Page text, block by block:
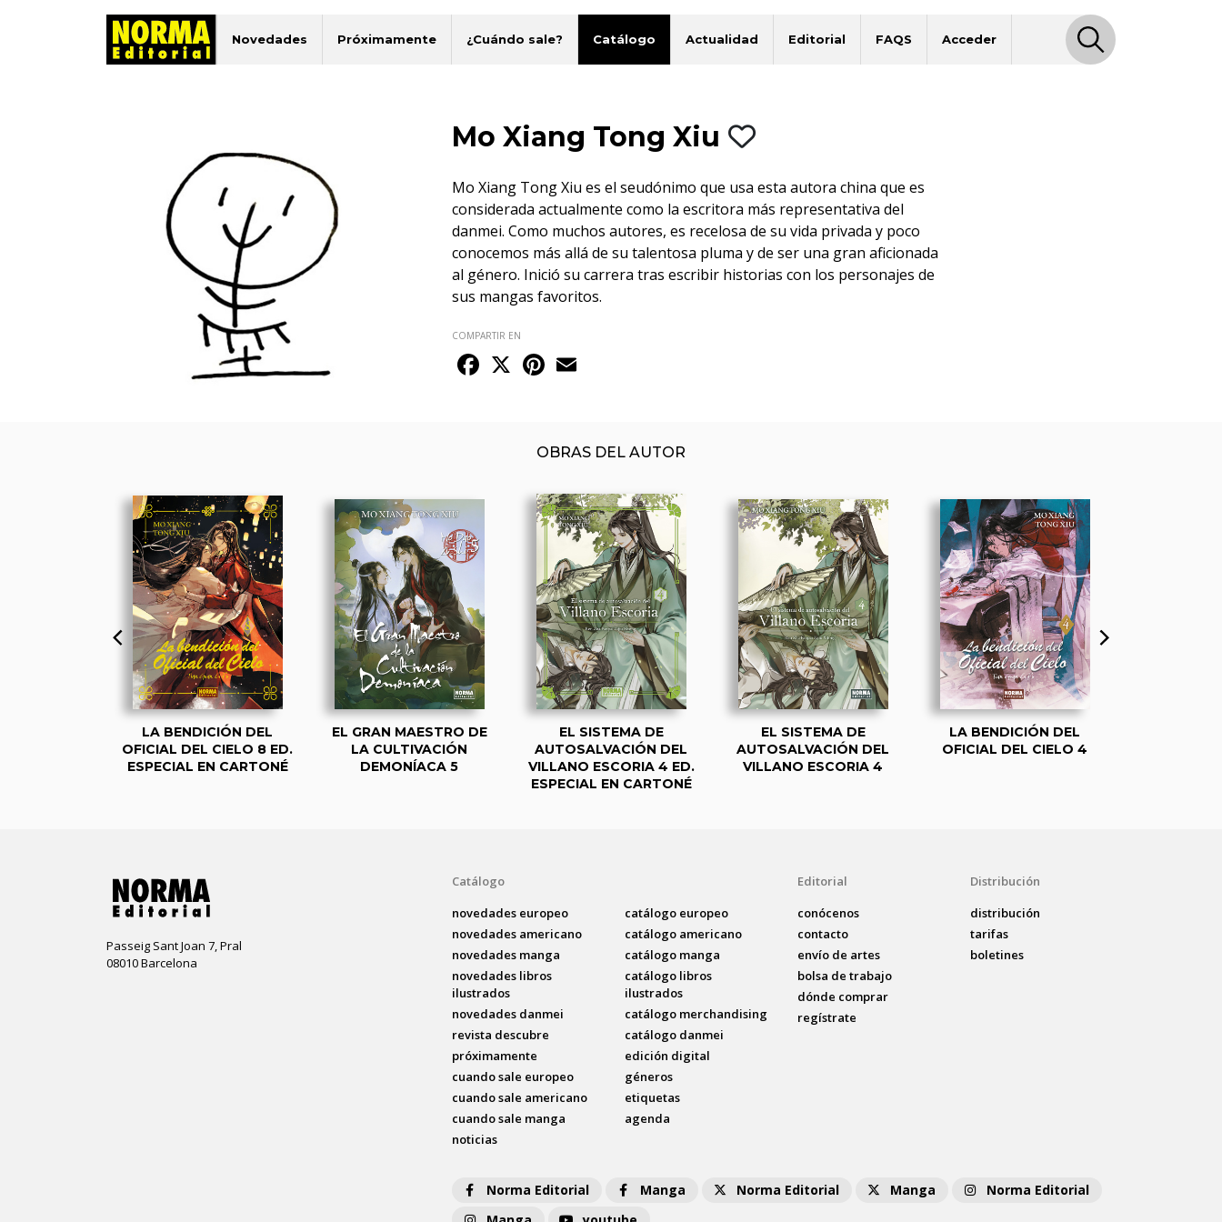
Novedades Próximamente ¿Cuándo sale? Catálogo Actualidad Editorial FAQS Acceder
Mo Xiang Tong Xiu
Mo Xiang Tong Xiu es el seudónimo que usa esta autora china que es
considerada actualmente como la escritora más representativa del
danmei. Como muchos autores, es recelosa de su vida privada y poco
conocemos más allá de su talentosa pluma y de ser una gran aficionada
al género. Inició su carrera tras escribir historias con los personajes de
sus mangas favoritos.
COMPARTIR EN
Facebook
X Pinterest
OBRAS DEL AUTOR
LA BENDICIÓN DEL
OFICIAL DEL CIELO 8 ED.
ESPECIAL EN CARTONÉ
EL GRAN MAESTRO DE
LA CULTIVACIÓN
DEMONÍACA 5
EL SISTEMA DE
AUTOSALVACIÓN DEL
VILLANO ESCORIA 4 ED.
ESPECIAL EN CARTONÉ
EL SISTEMA DE
AUTOSALVACIÓN DEL
VILLANO ESCORIA 4
LA BENDICIÓN DEL
OFICIAL DEL CIELO 4
Passeig Sant Joan 7, Pral
08010 Barcelona
Catálogo
novedades europeo
novedades americano
novedades manga
novedades libros
ilustrados
novedades danmei
revista descubre
próximamente
cuando sale europeo
cuando sale americano
cuando sale manga
noticias
catálogo europeo
catálogo americano
catálogo manga
catálogo libros
ilustrados
catálogo merchandising
catálogo danmei
edición digital
géneros
etiquetas
agenda
Editorial
conócenos
contacto
envío de artes
bolsa de trabajo
dónde comprar
regístrate
Distribución
distribución
tarifas
boletines
Norma Editorial Manga Norma Editorial Manga
Norma Editorial